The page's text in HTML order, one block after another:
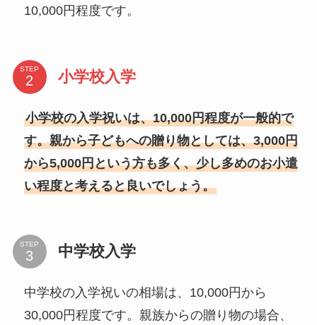
10,000円程度です。
STEP 小学校入学
小学校の入学祝いは、10,000円程度が一般的で
す。親から子どもへの贈り物としては、3,000円
から5,000円という方も多く、少し多めのお小遣
い程度と考えると良いでしょう。
STEP 中学校入学
中学校の入学祝いの相場は、10,000円から
30,000円程度です。親族からの贈り物の場合、